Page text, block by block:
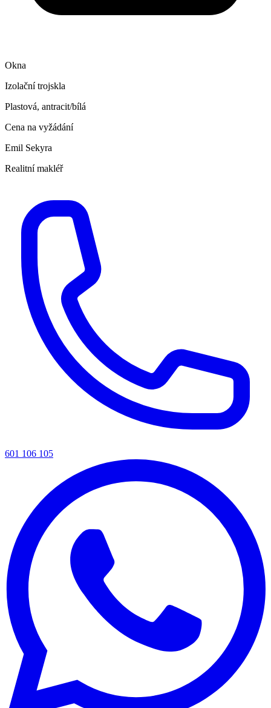
Okna
Izolační trojskla
Plastová, antracit/bílá
Cena na vyžádání
Emil Sekyra
Realitní makléř
601 106 105